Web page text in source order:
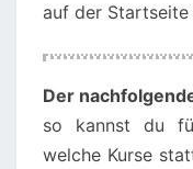
auf der Startseite
Der
so kannst du
welche Kurse
00:00
02:00